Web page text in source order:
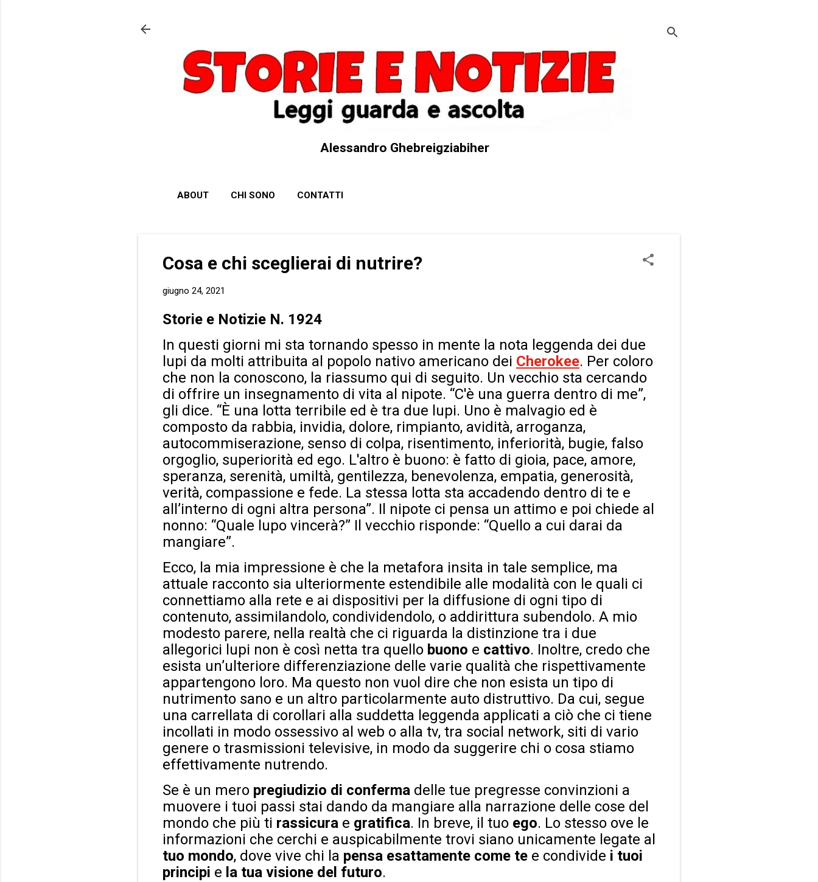
Alessandro Ghebreigziabiher
ABOUT CHI SONO CONTATTI
Cosa e chi sceglierai di nutrire?
giugno 24, 2021
Storie e Notizie N. 1924
In questi giorni mi sta tornando spesso in mente la nota leggenda dei due
lupi da molti attribuita al popolo nativo americano dei Cherokee. Per coloro
che non la conoscono, la riassumo qui di seguito. Un vecchio sta cercando
di offrire un insegnamento di vita al nipote. “C'è una guerra dentro di me”,
gli dice. “È una lotta terribile ed è tra due lupi. Uno è malvagio ed è
composto da rabbia, invidia, dolore, rimpianto, avidità, arroganza,
autocommiserazione, senso di colpa, risentimento, inferiorità, bugie, falso
orgoglio, superiorità ed ego. L'altro è buono: è fatto di gioia, pace, amore,
speranza, serenità, umiltà, gentilezza, benevolenza, empatia, generosità,
verità, compassione e fede. La stessa lotta sta accadendo dentro di te e
all’interno di ogni altra persona”. Il nipote ci pensa un attimo e poi chiede al
nonno: “Quale lupo vincerà?” Il vecchio risponde: “Quello a cui darai da
mangiare”.
Ecco, la mia impressione è che la metafora insita in tale semplice, ma
attuale racconto sia ulteriormente estendibile alle modalità con le quali ci
connettiamo alla rete e ai dispositivi per la diffusione di ogni tipo di
contenuto, assimilandolo, condividendolo, o addirittura subendolo. A mio
modesto parere, nella realtà che ci riguarda la distinzione tra i due
allegorici lupi non è così netta tra quello buono e cattivo. Inoltre, credo che
esista un’ulteriore differenziazione delle varie qualità che rispettivamente
appartengono loro. Ma questo non vuol dire che non esista un tipo di
nutrimento sano e un altro particolarmente auto distruttivo. Da cui, segue
una carrellata di corollari alla suddetta leggenda applicati a ciò che ci tiene
incollati in modo ossessivo al web o alla tv, tra social network, siti di vario
genere o trasmissioni televisive, in modo da suggerire chi o cosa stiamo
effettivamente nutrendo.
Se è un mero pregiudizio di conferma delle tue pregresse convinzioni a
muovere i tuoi passi stai dando da mangiare alla narrazione delle cose del
mondo che più ti rassicura e gratifica. In breve, il tuo ego. Lo stesso ove le
informazioni che cerchi e auspicabilmente trovi siano unicamente legate al
tuo mondo, dove vive chi la pensa esattamente come te e condivide i tuoi
principi e la tua visione del futuro.